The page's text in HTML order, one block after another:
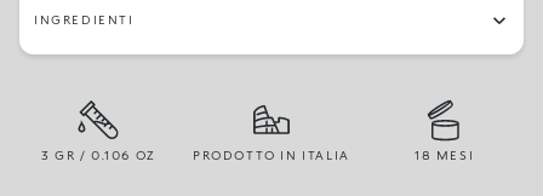
INGREDIENTI
3 GR / 0.106 OZ PRODOTTO IN ITALIA 18 MESI